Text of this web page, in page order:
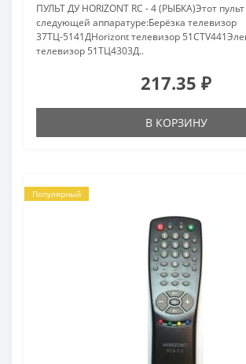
ПУЛЬТ ДУ HORIZONT RC - 4 (РЫБКА)Этот
следующей аппаратуре:Берёзка телевизор
37ТЦ-5141ДHorizont телевизор
телевизор 51ТЦ4303Д..
217.35 ₽
В КОРЗИНУ
Популярный